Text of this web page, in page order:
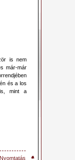
is nem
már-már
és a los
is, mint a
Nyomtatás